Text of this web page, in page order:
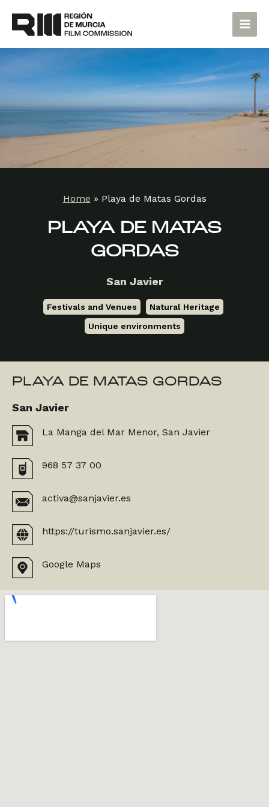
content
Main
Home » Playa de Matas Gordas
PLAYA DE MATAS
GORDAS
San Javier
Festivals and Venues Natural Heritage
Unique environments
PLAYA DE MATAS GORDAS
San Javier
La Manga del Mar Menor, San Javier
968 57 37 00
activa@sanjavier.es
https://turismo.sanjavier.es/
Google Maps